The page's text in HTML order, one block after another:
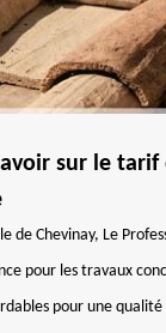
sur le
de Chevinay, Le
pour les travaux
pour une